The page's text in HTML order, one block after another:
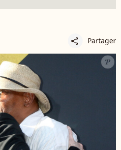
share Partager